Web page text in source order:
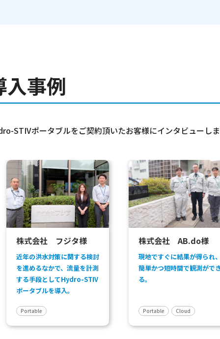
入事例
STIVポータブルをご契約頂いたお客様にインタビューし
株式会社 フジタ様
近年の洪水対策に関する検討
を進めるなかで、流量を計測
する手段としてHydro-STIV
ポータブルを導入。
Portable
株式会社 AB.do様
現地ですぐに結果が得られ
簡単かつ短時間で観測がで
る。
Portable Cloud